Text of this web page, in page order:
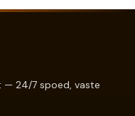
— 24/7 spoed, vaste